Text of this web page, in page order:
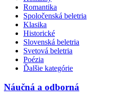
Romantika
Spoločenská beletria
Klasika
Historické
Slovenská beletria
Svetová beletria
Poézia
Ďalšie kategórie
Náučná a odborná